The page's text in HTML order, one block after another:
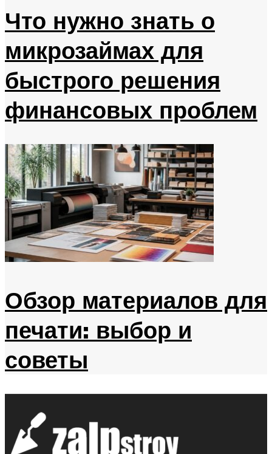
Что нужно знать о
микрозаймах для
быстрого решения
финансовых проблем
Обзор материалов для
печати: выбор и
советы